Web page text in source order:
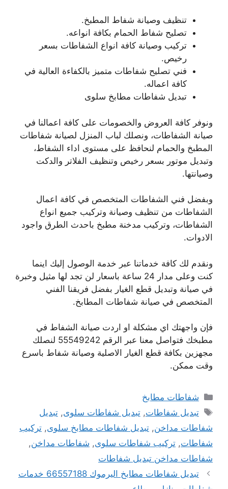
تنظيف وصيانة شفاط المطبخ.
تصليح شفاط الحمام بكافة انواعه.
تركيب وصيانة كافة انواع الشفاطات بسعر
رخيص.
فني تصليح شفاطات متميز بالكفاءة العالية في
كافة اعماله.
تبديل شفاطات مطابخ سلوى
ونوفر كافة العروض والخصومات على كافة اعمالنا في
صيانة الشفاطات، ونصلك لباب المنزل لصيانة شفاطات
المطبخ والحمام لنحافظ على مستوى اداء الشفاط،
وتبديل موتور بسعر رخيص وتنظيف الفلاتر والدكت
وصيانتها.
وبفضل فني الشفاطات المتخصص في كافة اعمال
الشفاطات من تنظيف وصيانة وتركيب جميع انواع
الشفاطات، وتركيب مدخنة مطبخ باحدث الطرق واجود
الادوات.
ونقدم لك كافة خدماتنا عبر خدمة الوصول إليك اينما
كنت وعلى مدار 24 ساعة باسعار لن تجد لها مثيل وخبرة
في صيانة وتبديل قطع الغيار بفضل فريقنا الفني
المتخصص في صيانة شفاطات المطابخ.
فإن واجهتك اي مشكلة او اردت صيانة الشفاط في
مطبخك فتواصل معنا عبر الرقم 55549242 لنصلك
مجهزين بكافة قطع الغيار الاصلية وصيانة شفاط باسرع
وقت ممكن.
التصنيفات
شفاطات مطابخ
الوسوم
تبديل شفاطات,تبديل شفاطات سلوى,تبديل
شفاطات مداخن, تبديل شفاطات مطابخ سلوى, تركيب
شفاطات, تركيب شفاطات سلوى, شفاطات مداخن,
شفاطات مداخن تبديل شفاطات
تبديل شفاطات مطابخ اليرموك 66557188 خدمات